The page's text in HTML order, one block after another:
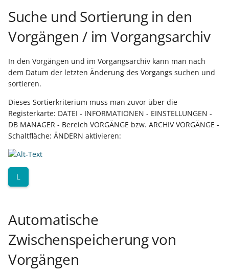
Suche und Sortierung in den
Vorgängen / im Vorgangsarchiv
In den Vorgängen und im Vorgangsarchiv kann man nach
dem Datum der letzten Änderung des Vorgangs suchen und
sortieren.
Dieses Sortierkriterium muss man zuvor über die
Registerkarte: DATEI - INFORMATIONEN - EINSTELLUNGEN -
DB MANAGER - Bereich VORGÄNGE bzw. ARCHIV VORGÄNGE -
Schaltfläche: ÄNDERN aktivieren:
L
Automatische
Zwischenspeicherung von
Vorgängen
Mini-one-stop-shop
Kundenreferenz im
Zahlungsverkehr
Eigene Abläufe
vCalendar-Dateien
Platzhalter für
Informationen in der
Abrechnung
Serviceverträge über
Vorgang kündigen
Servicevertrags-
in unterschiedlichen
Ausführungen
Frachtgruppen-
Freie Datenbank-
Tabellen
Verschiedene
Auswertungen -
Verschiedene Werte
§ 25a Umsatzsteuergesetz
(D)
Grundpreis-Einheiten über
Export und Import
Beitragsnachweise
Sofortmeldungen
Betriebsaufgabe
(Insolvenzverfahren)
eBay-
eBay-Produktkatalog
der Kasse
Skontovorgaben
Funktionen im
Kassenbondruck
Regeln
Kassenstand prüfen
(Vorgang)
Österreich:
Registrierkassenpflicht
(RKSV)
LCD-Kundendisplay für
Kassensysteme